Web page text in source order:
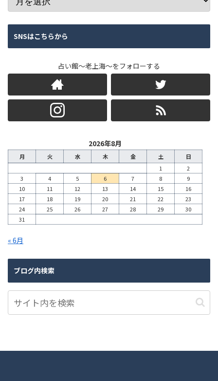
SNSはこちらから
占い館～老上海～をフォローする
2026年8月
月 火 水 木 金 土
日
1
2
3
4 5 6 7 8
9
10
11 12 13 14 15
16
17
18 19 20 21 22
23
24
25 26 27 28 29
30
31
« 6月
ブログ内検索